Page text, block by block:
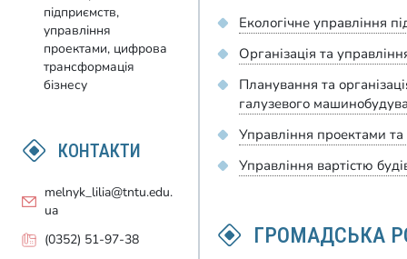
підприємств,
управління
проектами, цифрова
трансформація
бізнесу
КОНТАКТИ
melnyk_lilia@tntu.edu.
ua
(0352) 51-97-38
Екологічне управління
Організація та
Планування та
галузевого
Управління проектами
Управління вартістю
ГРОМАДСЬКА